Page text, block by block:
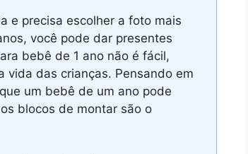
e precisa escolher a foto mais
você pode dar presentes
bebê de 1 ano não é fácil,
das crianças. Pensando em
um bebê de um ano pode
blocos de montar são o